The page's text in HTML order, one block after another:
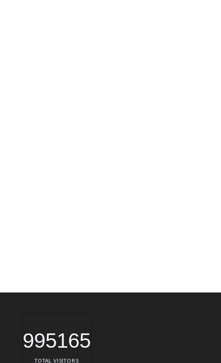
995165
TOTAL VISITORS